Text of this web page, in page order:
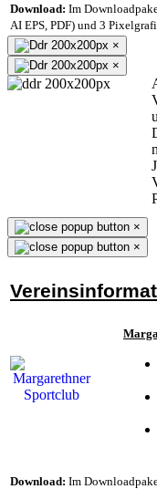
Download: Im
AI EPS, PDF) und 3
×
×
×
×
Download: Im